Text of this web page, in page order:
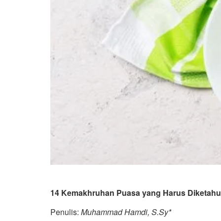
14 Kemakhruhan Puasa yang Harus
Penulis: Muhammad Hamdi, S.Sy*